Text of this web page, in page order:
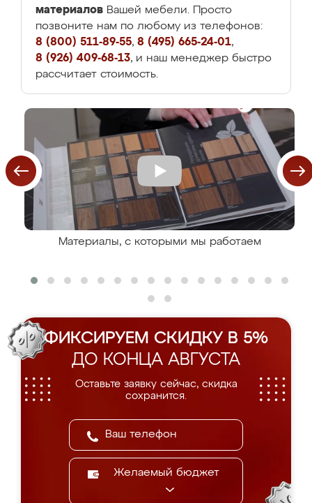
материалов Вашей мебели. Просто
позвоните нам по любому из телефонов:
8 (800) 511-89-55, 8 (495) 665-24-01,
8 (926) 409-68-13, и наш менеджер быстро
рассчитает стоимость.
Материалы, с которыми мы работаем
ФИКСИРУЕМ СКИДКУ В 5%
ДО КОНЦА АВГУСТА
Оставьте заявку сейчас, скидка
сохранится.
Желаемый бюджет